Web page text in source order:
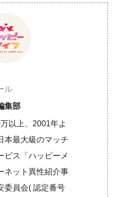
ル
集部
以上、2001年よ
本最大級のマッチ
ビス「ハッピーメ
ネット異性紹介事
委員会( 認定番号